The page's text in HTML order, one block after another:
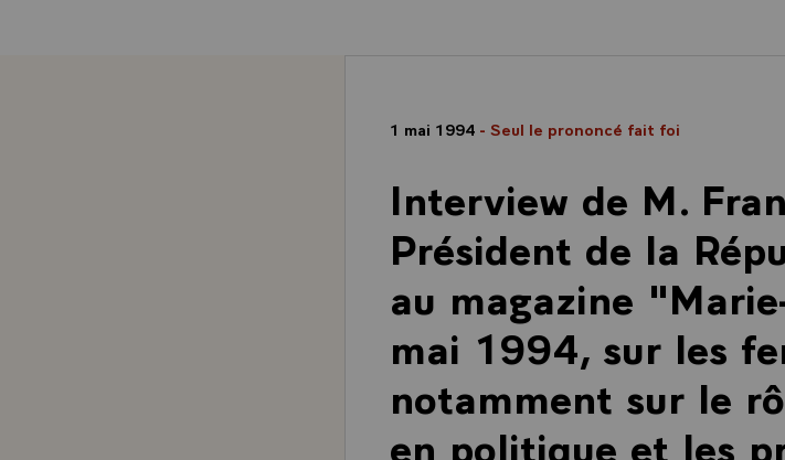
1 mai 1994 - Seul le prononcé fait foi
Interview de M.
Président de la
au magazine
mai 1994, sur les
notamment sur le
en politique et les